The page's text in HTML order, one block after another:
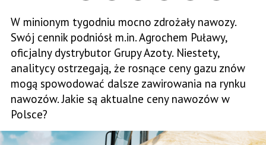
W minionym tygodniu mocno zdrożały nawozy.
Swój cennik podniósł m.in. Agrochem Puławy,
oficjalny dystrybutor Grupy Azoty. Niestety,
analitycy ostrzegają, że rosnące ceny gazu znów
mogą spowodować dalsze zawirowania na rynku
nawozów. Jakie są aktualne ceny nawozów w
Polsce?